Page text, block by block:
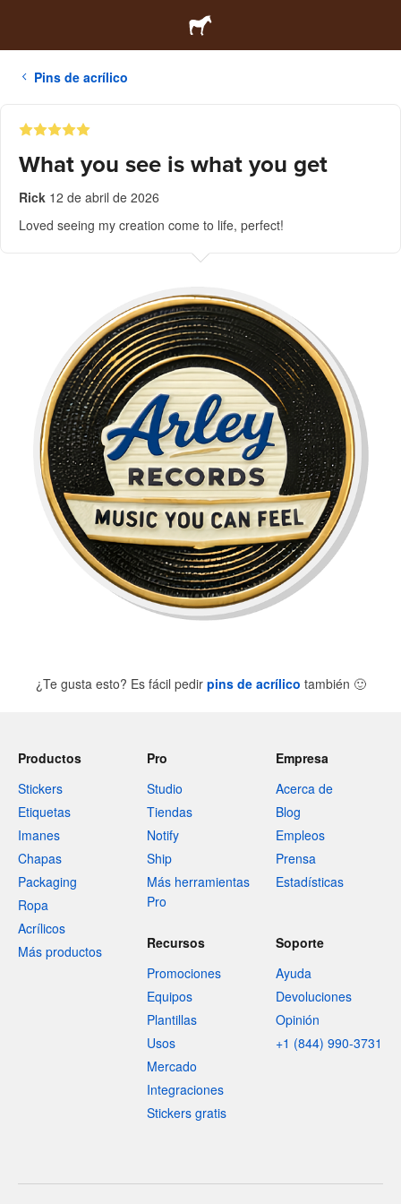
Pins de acrílico
What you see is what you get
Rick 12 de abril de 2026
Loved seeing my creation come to life, perfect!
¿Te gusta esto? Es fácil pedir pins de acrílico también 🙂
Productos
Stickers
Etiquetas
Imanes
Chapas
Packaging
Ropa
Acrílicos
Más productos
Pro
Studio
Tiendas
Notify
Ship
Más herramientas
Pro
Empresa
Acerca de
Blog
Empleos
Prensa
Estadísticas
Recursos
Promociones
Equipos
Plantillas
Usos
Mercado
Integraciones
Stickers gratis
Soporte
Ayuda
Devoluciones
Opinión
+1 (844) 990-3731